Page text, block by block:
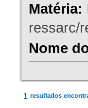
Matéria:
ressarc/
Nome
1 resultados